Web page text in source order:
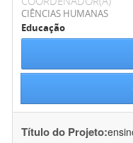
CIÊNCIAS HUMANAS
Educação
Título do Projeto: